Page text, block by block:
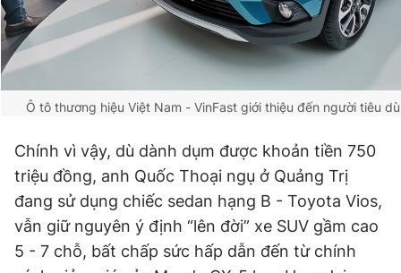
Ô tô thương hiệu Việt Nam - VinFast giới thiệu đến người tiêu
Chính vì vậy, dù dành dụm được khoản tiền 750
triệu đồng, anh Quốc Thoại ngụ ở Quảng Trị
đang sử dụng chiếc sedan hạng B - Toyota Vios,
vẫn giữ nguyên ý định “lên đời” xe SUV gầm cao
5 - 7 chỗ, bất chấp sức hấp dẫn đến từ chính